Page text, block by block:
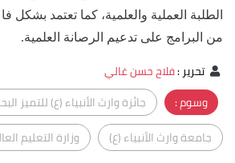
الطلبة العملية والعلمية، كما تعتمد بشكل
من البرامج على تدعيم الرصانة العلمية.
تحرير:فلاح حسن غالي
وسوم :
جائزة وارث الأنبياء (ع) للتميز
جامعة وارث الأنبياء (ع)
وزارة التعليم